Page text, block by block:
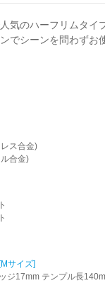
気のハーフリムタイプ
でシーンを問わずお
ス合金)
合金)
サイズ]
ジ17mm テンプル長